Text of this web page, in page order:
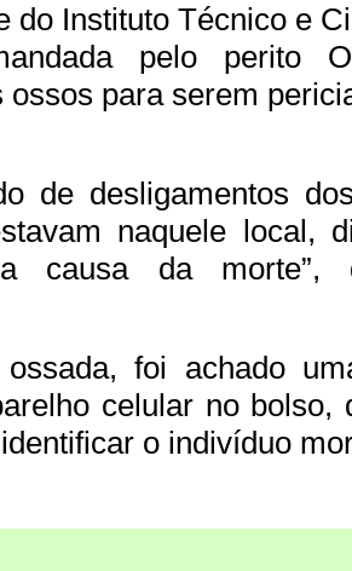
do Instituto Técnico e
pelo perito
ossos para serem
de desligamentos
naquele local,
causa da morte”,
foi achado
celular no bolso,
o indivíduo